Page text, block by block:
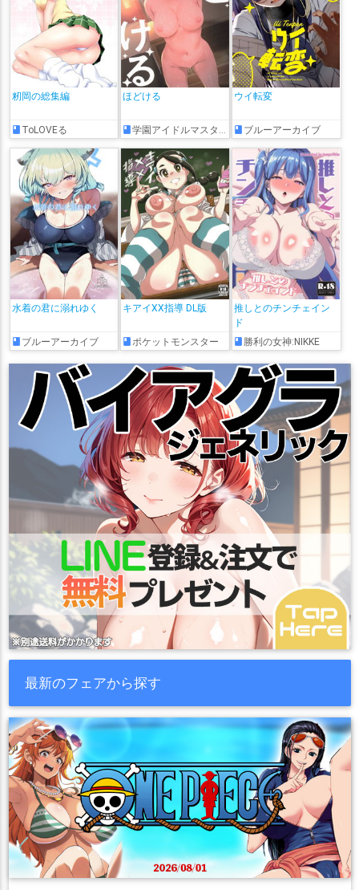
籾岡の総集編
ToLOVEる
ほどける
学園アイドルマスター
ウイ転変
ブルーアーカイブ
水着の君に溺れゆく
ブルーアーカイブ
キアイXX指導 DL版
ポケットモンスター
推しとのチンチェイン
ド
勝利の女神:NIKKE
最新のフェアから探す